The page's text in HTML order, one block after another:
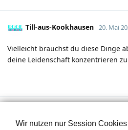
Wir nutzen nur Session
Till-aus-Kookhausen 20. Mai
Vielleicht brauchst du diese Dinge
deine Leidenschaft konzentrieren